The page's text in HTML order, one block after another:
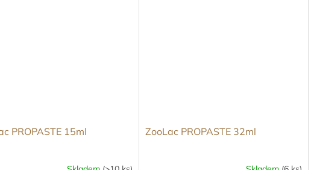
PROPASTE 15ml ZooLac PROPASTE 32ml